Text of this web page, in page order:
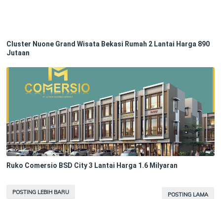
Cluster Nuone Grand Wisata Bekasi Rumah 2 Lantai Harga 890
Jutaan
Ruko Comersio BSD City 3 Lantai Harga 1.6 Milyaran
POSTING LEBIH BARU POSTING LAMA